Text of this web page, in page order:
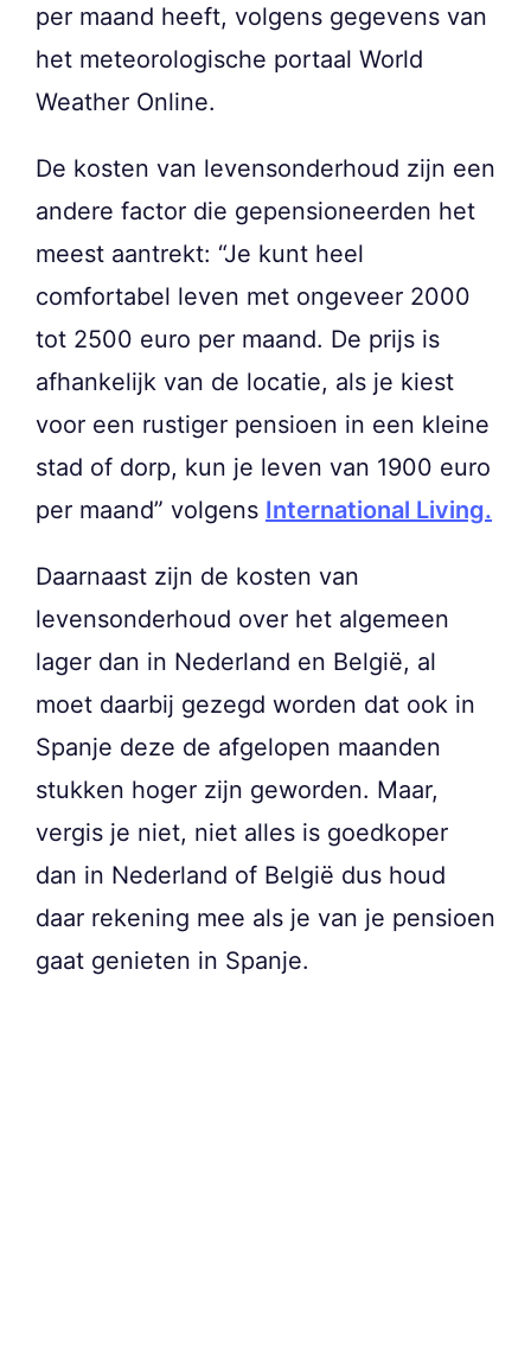
per maand heeft, volgens gegevens van
het meteorologische portaal World
Weather Online.
De kosten van levensonderhoud zijn een
andere factor die gepensioneerden het
meest aantrekt: “Je kunt heel
comfortabel leven met ongeveer 2000
tot 2500 euro per maand. De prijs is
afhankelijk van de locatie, als je kiest
voor een rustiger pensioen in een kleine
stad of dorp, kun je leven van 1900 euro
per maand” volgens International Living.
Daarnaast zijn de kosten van
levensonderhoud over het algemeen
lager dan in Nederland en België, al
moet daarbij gezegd worden dat ook in
Spanje deze de afgelopen maanden
stukken hoger zijn geworden. Maar,
vergis je niet, niet alles is goedkoper
dan in Nederland of België dus houd
daar rekening mee als je van je pensioen
gaat genieten in Spanje.